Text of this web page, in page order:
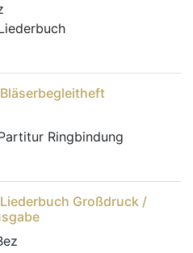
Ringbindung
Großdruck /